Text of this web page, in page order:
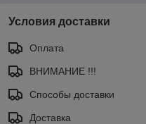
Условия доставки
Оплата
ВНИМАНИЕ !!!
Способы доставки
Доставка